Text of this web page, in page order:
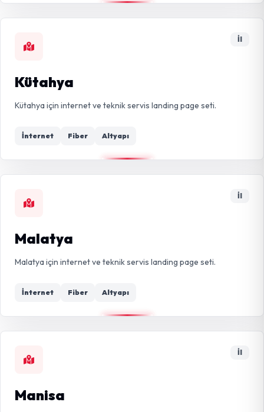
İl
Kütahya
Kütahya için internet ve teknik servis landing page seti.
İnternet Fiber Altyapı
İl
Malatya
Malatya için internet ve teknik servis landing page seti.
İnternet Fiber Altyapı
İl
Manisa